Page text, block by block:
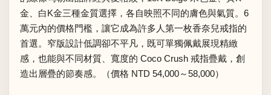
金、白K金三種金質選擇，各自映照不同的膚色與氣質。6
萬元內的價格門檻，讓它成為許多人第一枚香奈兒戒指的
首選。窄版設計低調卻不平凡，既可單獨佩戴展現精緻
感，也能與不同材質、寬度的 Coco Crush 戒指疊戴，創
造出層疊的節奏感。（價格 NTD 54,000～58,000）